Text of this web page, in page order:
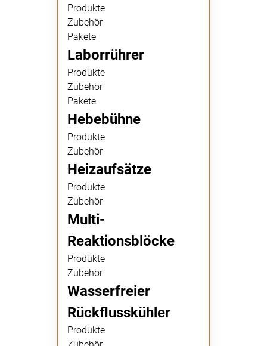
Produkte
Zubehör
Pakete
Laborrührer
Produkte
Zubehör
Pakete
Hebebühne
Produkte
Zubehör
Heizaufsätze
Produkte
Zubehör
Multi-
Reaktionsblöcke
Produkte
Zubehör
Wasserfreier
Rückflusskühler
Produkte